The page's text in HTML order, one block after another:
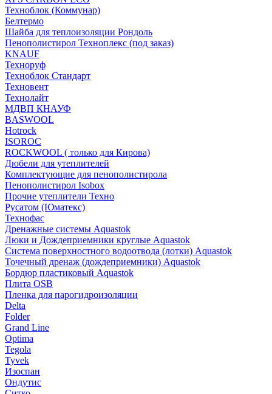
Техноблок (Коммунар)
Белтермо
Шайба для теплоизоляции Рондоль
Пенополистирол Техноплекс (под заказ)
KNАUF
Технoруф
Техноблок Стандарт
Техновент
Технолайт
МДВП КНАУФ
BASWOOL
Hotrock
ISOROC
ROCKWOOL ( только для Кирова)
Дюбели для утеплителей
Комплектующие для пенополистирола
Пенополистирол Isobox
Прочие утеплители Техно
Русатом (Юматекс)
Технофас
Дренажные системы Aquastok
Люки и Дождеприемники круглые Aquastok
Система поверхностного водоотвода (лотки) Aquastok
Точечный дренаж (дождеприемники) Aquastok
Бордюр пластиковый Aquastok
Плита OSB
Пленка для парогидроизоляции
Delta
Folder
Grand Line
Optima
Tegola
Tyvek
Изоспан
Ондутис